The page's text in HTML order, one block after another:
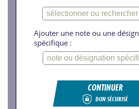
Ajouter une note ou une
spécifique :
CONTINUER
DON SÉCURISÉ